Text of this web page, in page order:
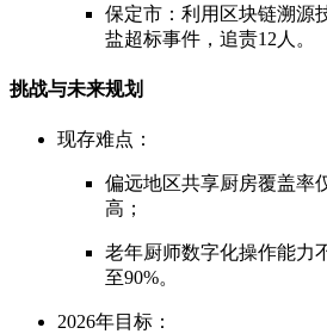
保定市：利用区块链溯源
盐超标事件，追责12人。
挑战与未来规划
现存难点：
偏远地区共享厨房覆盖率
高；
老年厨师数字化操作能力
至90%。
2026年目标：